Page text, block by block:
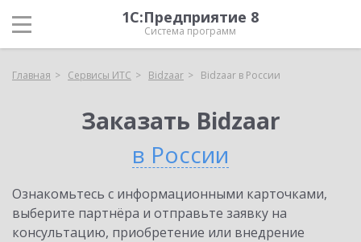
1С:Предприятие 8
Система программ
Главная Сервисы ИТС Bidzaar Bidzaar в России
Заказать Bidzaar
в России
Ознакомьтесь с информационными карточками,
выберите партнёра и отправьте заявку на
консультацию, приобретение или внедрение